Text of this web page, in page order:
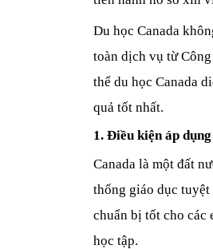
Du học Canada
toàn dịch vụ từ
thể du học Canada
quả tốt nhất.
1. Điều kiện áp
Canada là một đất
thống giáo dục tuyệt
chuẩn bị tốt cho các
học tập.